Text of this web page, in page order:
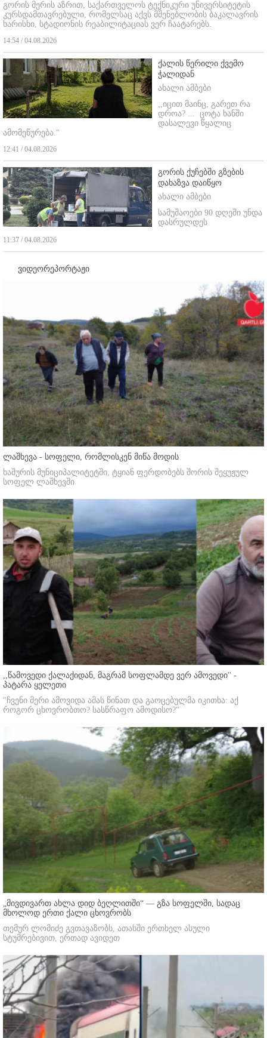
გორის მერის აზრით, საქართველოს ტექნიკური უნივერსიტეტის
კურსდამთავრებული, რომელსაც აქვს მშენებლობის ბაკალავრის
ხარისხი, სტადიონის რეაბილიტაციას ვერ ჩაატარებს.
14:54 / 04.08.2026
ქალის წერილი ქვემო
ჭალიდან
ახალი ამბები
,,იცით მაინც, გარეთ რა
დროა? ... ცოტა ხანში
დასალევი წყალიც
ამომეწურება."
12:41 / 04.08.2026
გორის ქუჩებში გზების
დახაზვა დაიწყო
ახალი ამბები
სამუშაოები 90 დღეში უნდა
დასრულდეს
11:37 / 04.08.2026
ვიდეორეპორტაჟი
ლაშხევა - სოფელი, რომლისკენ მიწა მოდის
ხაშურის მუნიციპალიტეტში, ტყიან ფერდობებს შორის შეყუჟულ
სოფელ ლაშხევში
,,წამოვედი ქალაქიდან, მაგრამ სოფლამდე ვერ ამოვედი'' -
პატარა ყელეთი
"ჩვენი მერი ამოვიდა ამას წინათ და გაოცებულმა იკითხა: აქ
როგორ ცხოვრობთო? სასწრაფო ამოდისო?"
„მივდივართ ახლა დიდ ბეღლითში“ — გზა სოფელში, სადაც
მხოლოდ ერთი ქალი ცხოვრობს
თემურ ლომიძე გვთავაზობს, ათასში ერთხელ ასული
სტუმრებივით, ერთად ავიდეთ